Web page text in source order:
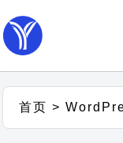
首页 >